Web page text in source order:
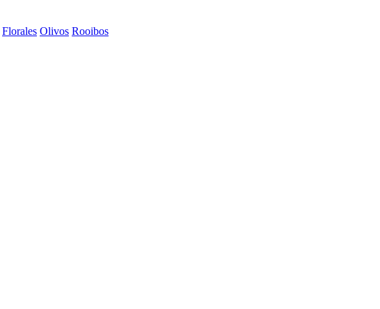
Florales Olivos Rooibos